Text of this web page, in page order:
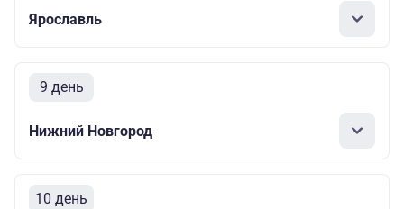
Ярославль
9 день
Нижний Новгород
10 день